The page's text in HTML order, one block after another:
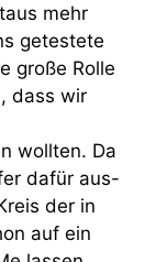
mehr
getestete
große Rolle
dass wir
wollten. Da
dafür aus-
der in
auf ein